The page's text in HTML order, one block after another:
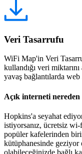
Veri Tasarrufu
WiFi Map'in Veri
kullandığı veri
yavaş bağlantılarda
Açık interneti
Hopkins'a seyahat
istiyorsanız, ücretsiz
popüler kafelerinden
kütüphanesinde geziyor
olabileceğinizde bağlı